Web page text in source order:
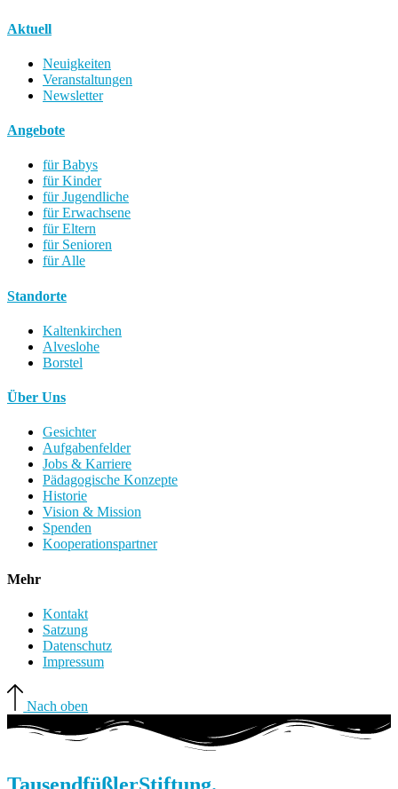
Aktuell
Neuigkeiten
Veranstaltungen
Newsletter
Angebote
für Babys
für Kinder
für Jugendliche
für Erwachsene
für Eltern
für Senioren
für Alle
Standorte
Kaltenkirchen
Alveslohe
Borstel
Über Uns
Gesichter
Aufgabenfelder
Jobs & Karriere
Pädagogische Konzepte
Historie
Vision & Mission
Spenden
Kooperationspartner
Mehr
Kontakt
Satzung
Datenschutz
Impressum
Nach oben